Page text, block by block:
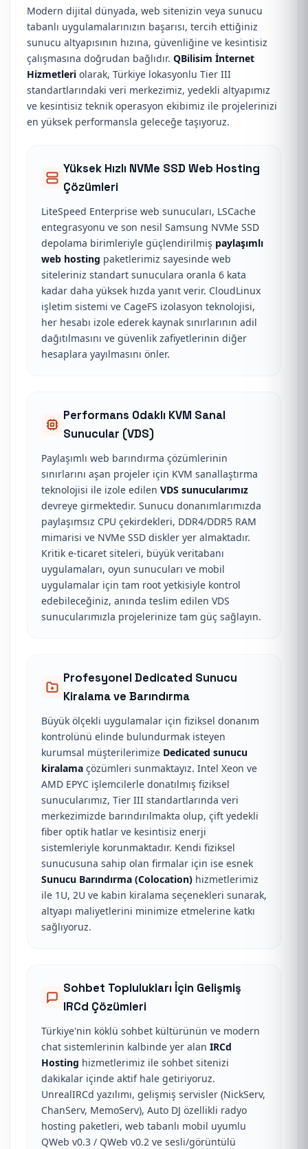
Modern dijital dünyada, web sitenizin veya sunucu
tabanlı uygulamalarınızın başarısı, tercih ettiğiniz
sunucu altyapısının hızına, güvenliğine ve kesintisiz
çalışmasına doğrudan bağlıdır. QBilisim İnternet
Hizmetleri olarak, Türkiye lokasyonlu Tier III
standartlarındaki veri merkezimiz, yedekli altyapımız
ve kesintisiz teknik operasyon ekibimiz ile projelerinizi
en yüksek performansla geleceğe taşıyoruz.
Yüksek Hızlı NVMe SSD Web Hosting
Çözümleri
LiteSpeed Enterprise web sunucuları, LSCache
entegrasyonu ve son nesil Samsung NVMe SSD
depolama birimleriyle güçlendirilmiş paylaşımlı
web hosting paketlerimiz sayesinde web
siteleriniz standart sunuculara oranla 6 kata
kadar daha yüksek hızda yanıt verir. CloudLinux
işletim sistemi ve CageFS izolasyon teknolojisi,
her hesabı izole ederek kaynak sınırlarının adil
dağıtılmasını ve güvenlik zafiyetlerinin diğer
hesaplara yayılmasını önler.
Performans Odaklı KVM Sanal
Sunucular (VDS)
Paylaşımlı web barındırma çözümlerinin
sınırlarını aşan projeler için KVM sanallaştırma
teknolojisi ile izole edilen VDS sunucularımız
devreye girmektedir. Sunucu donanımlarımızda
paylaşımsız CPU çekirdekleri, DDR4/DDR5 RAM
mimarisi ve NVMe SSD diskler yer almaktadır.
Kritik e-ticaret siteleri, büyük veritabanı
uygulamaları, oyun sunucuları ve mobil
uygulamalar için tam root yetkisiyle kontrol
edebileceğiniz, anında teslim edilen VDS
sunucularımızla projelerinize tam güç sağlayın.
Profesyonel Dedicated Sunucu
Kiralama ve Barındırma
Büyük ölçekli uygulamalar için fiziksel donanım
kontrolünü elinde bulundurmak isteyen
kurumsal müşterilerimize Dedicated sunucu
kiralama çözümleri sunmaktayız. Intel Xeon ve
AMD EPYC işlemcilerle donatılmış fiziksel
sunucularımız, Tier III standartlarında veri
merkezimizde barındırılmakta olup, çift yedekli
fiber optik hatlar ve kesintisiz enerji
sistemleriyle korunmaktadır. Kendi fiziksel
sunucusuna sahip olan firmalar için ise esnek
Sunucu Barındırma (Colocation) hizmetlerimiz
ile 1U, 2U ve kabin kiralama seçenekleri sunarak,
altyapı maliyetlerini minimize etmelerine katkı
sağlıyoruz.
Sohbet Toplulukları İçin Gelişmiş
IRCd Çözümleri
Türkiye'nin köklü sohbet kültürünün ve modern
chat sistemlerinin kalbinde yer alan IRCd
Hosting hizmetlerimiz ile sohbet sitenizi
dakikalar içinde aktif hale getiriyoruz.
UnrealIRCd yazılımı, gelişmiş servisler (NickServ,
ChanServ, MemoServ), Auto DJ özellikli radyo
hosting paketleri, web tabanlı mobil uyumlu
QWeb v0.3 / QWeb v0.2 ve sesli/görüntülü